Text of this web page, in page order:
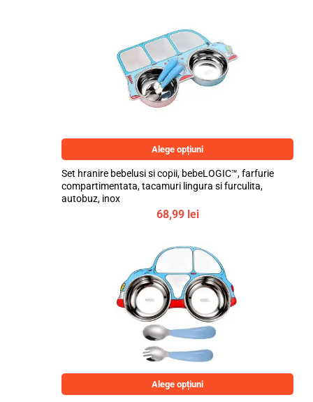
Alege opțiuni
Set hranire bebelusi si copii, bebeLOGIC™, farfurie
compartimentata, tacamuri lingura si furculita,
autobuz, inox
68,99 lei
Alege opțiuni